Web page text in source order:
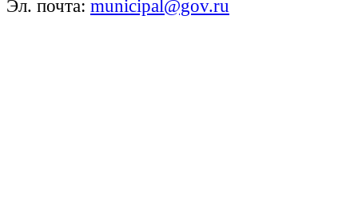
Эл. почта: municipal@gov.ru